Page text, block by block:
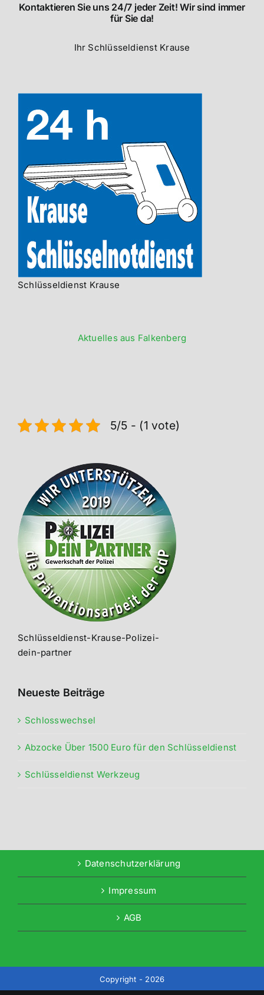
Kontaktieren Sie uns 24/7 jeder Zeit! Wir sind immer
für Sie da!
Ihr Schlüsseldienst Krause
Schlüsseldienst Krause
Aktuelles aus Falkenberg
5/5 - (1 vote)
Schlüsseldienst-Krause-Polizei-
dein-partner
Neueste Beiträge
Schlosswechsel
Abzocke Über 1500 Euro für den Schlüsseldienst
Schlüsseldienst Werkzeug
Datenschutzerklärung
Impressum
AGB
Copyright - 2026